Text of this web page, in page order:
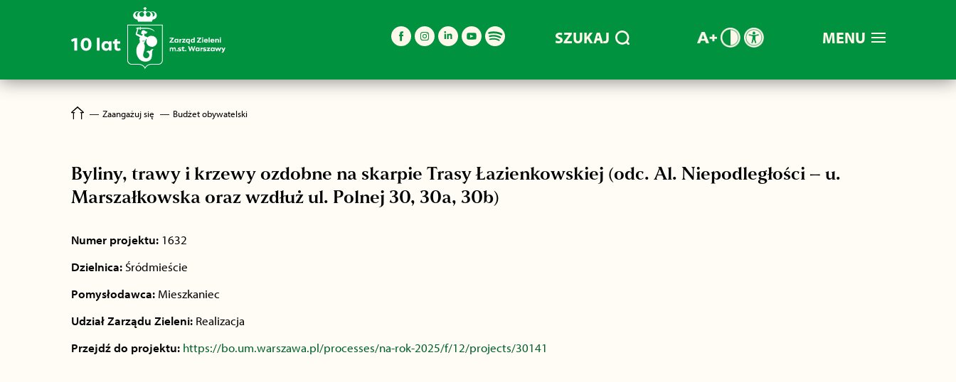
MENU
SZUKAJ
― Zaangażuj się ― Budżet obywatelski
Byliny, trawy i krzewy ozdobne na skarpie Trasy Łazienkowskiej (odc. Al. Niepodległości – u.
Marszałkowska oraz wzdłuż ul. Polnej 30, 30a, 30b)
Numer projektu:1632
Dzielnica:Śródmieście
Pomysłodawca:Mieszkaniec
Udział Zarządu Zieleni:Realizacja
Przejdź do projektu: https://bo.um.warszawa.pl/processes/na-rok-2025/f/12/projects/30141